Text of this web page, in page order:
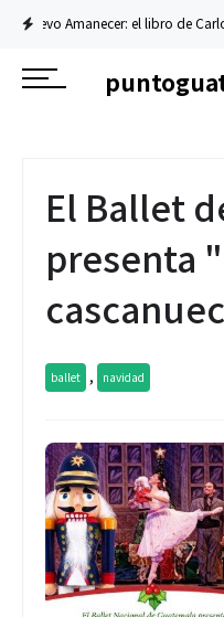
el libro de Carlos Flores
El Ballet
presenta
ballet , navidad